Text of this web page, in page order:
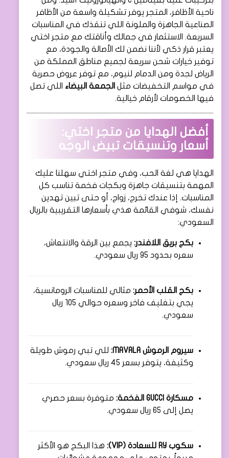
ناحية الأظافر، المتجر يوفر تشكيلة واسعة من الأظافر
الصناعية الجاهزة والملونة اللي تنقذك في المناسبات
السريعة. الاستثمار في جمالك وأناقتك مع متجر اختي
يعتبر قرار ذكي لأننا نضمن لك الأصالة والجودة، مع
توفير خيارات شحن سريعة لجميع مناطق المملكة من
الرياض لجدة ومن الدمام لنيوم، مع توفر عروض حصرية
في مواسم التخفيضات مثل الجمعة البيضاء اللي تصل
فيها الخصومات لأرقام خيالية.
أفضل الهدايا من متجر اختي:
أسعار وتنسيقات تبيض الوجه
الهدايا هي لغة الحب، وفي متجر اختي سهلنا عليك
المهمة بتنسيقات جاهزة وبكجات فخمة تناسب كل
المناسبات. إذا عندك تخرج، زواج، أو حتى تبين تهدين
نفسك، شوفي القائمة هذي بأسعارها التقريبية بالريال
السعودي:
بكج بريق اللافندر: يجمع بين الرقة والانتعاش،
سعره بحدود 95 ريال سعودي.
بكج القلب الأحمر: مثالي للمناسبات الرومانسية،
يجي بتغليف فاخر وسعره حوالي 105 ريال
سعودي.
سيروم الرموش MAVALA:
للي تبي رموش طويلة
وكثيفة، يتوفر بسعر 45 ريال سعودي.
مسكارة GUCCI الفخمة:
متوفرة بسعر حصري
يصل إلى 65 ريال سعودي.
سكوب RY للسعادة (VIP):
هذا البكج هو الأكثر